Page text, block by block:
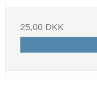
25,00 DKK